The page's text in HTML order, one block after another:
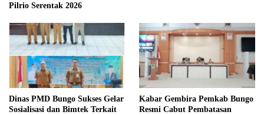
Pilrio Serentak 2026
Dinas PMD Bungo Sukses Gelar
Sosialisasi dan Bimtek Terkait
Kabar Gembira Pemkab Bungo
Resmi Cabut Pembatasan